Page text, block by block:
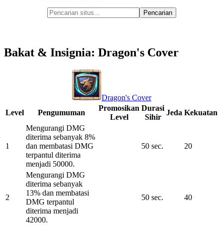
Bakat & Insignia: Dragon's Cover
Dragon's Cover
Level
Pengumuman
Promosikan
Level
Durasi
Sihir
Jeda Kekuatan
1
Mengurangi DMG
diterima sebanyak 8%
dan membatasi DMG
terpantul diterima
menjadi 50000.
50 sec. 20
2
Mengurangi DMG
diterima sebanyak
13% dan membatasi
DMG terpantul
diterima menjadi
42000.
50 sec. 40